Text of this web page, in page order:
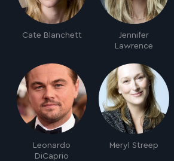
Cate Blanchett
Jennifer
Lawrence
Leonardo
DiCaprio
Meryl Streep